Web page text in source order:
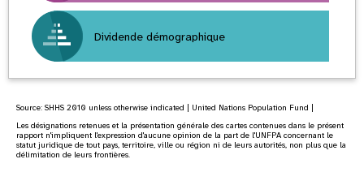
Dividende démographique
Source: SHHS 2010 unless otherwise indicated | United Nations Population Fund |
Les désignations retenues et la présentation générale des cartes contenues dans le présent
rapport n'impliquent l'expression d'aucune opinion de la part de l'UNFPA concernant le
statut juridique de tout pays, territoire, ville ou région ni de leurs autorités, non plus que la
délimitation de leurs frontières.